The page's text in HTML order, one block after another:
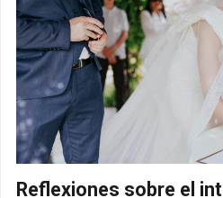
Reflexiones sobre el